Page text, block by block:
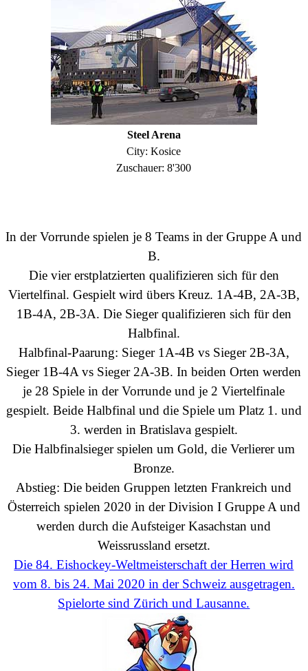
Steel Arena
City: Kosice
Zuschauer: 8'300
In der Vorrunde spielen je 8 Teams in der Gruppe A und
B.
Die vier erstplatzierten qualifizieren sich für den
Viertelfinal. Gespielt wird übers Kreuz. 1A-4B, 2A-3B,
1B-4A, 2B-3A. Die Sieger qualifizieren sich für den
Halbfinal.
Halbfinal-Paarung: Sieger1A-4B vs Sieger2B-3A,
Sieger1B-4A vs Sieger2A-3B. In beiden Orten werden
je 28 Spiele in der Vorrunde und je 2 Viertelfinale
gespielt. Beide Halbfinal und die Spiele um Platz 1. und
3. werden in Bratislava gespielt.
Die Halbfinalsieger spielen um Gold, die Verlierer um
Bronze.
Abstieg: Die beiden Gruppen letzten Frankreich und
Österreich spielen 2020 in derDivision I GruppeA und
werden durch die AufsteigerKasachstan und
Weissrussland ersetzt.
Die 84. Eishockey-Weltmeisterschaft der Herren wird
vom 8. bis 24. Mai 2020 in der Schweiz ausgetragen.
Spielorte sind Zürichund Lausanne.